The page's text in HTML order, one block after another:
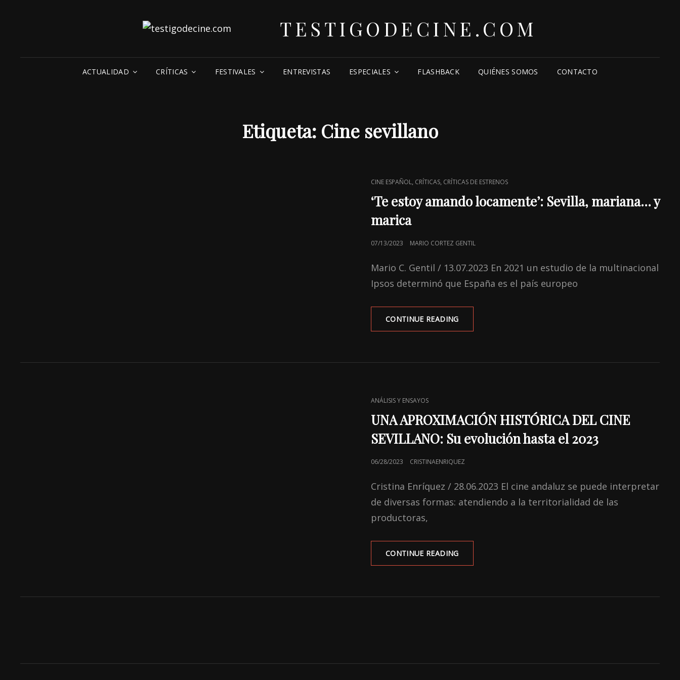
TESTIGODECINE.COM
ACTUALIDAD CRÍTICAS FESTIVALES ENTREVISTAS ESPECIALES FLASHBACK QUIÉNES SOMOS CONTACTO
Etiqueta: Cine sevillano
CAT
LINKS
CINE ESPAÑOL, CRÍTICAS, CRÍTICAS DE ESTRENOS
‘Te estoy amando locamente’: Sevilla, mariana… y
marica
POSTED
07/13/2023 MARIO CORTEZ GENTIL
Mario C. Gentil / 13.07.2023 En 2021 un estudio de la multinacional
Ipsos determinó que España es el país europeo
CONTINUE READING‘TE
ESTOY
SEVILLA,
CAT
LINKS
ANÁLISIS Y ENSAYOS
UNA APROXIMACIÓN HISTÓRICA DEL CINE
SEVILLANO: Su evolución hasta el 2023
POSTED
06/28/2023 CRISTINAENRIQUEZ
Cristina Enríquez / 28.06.2023 El cine andaluz se puede interpretar
de diversas formas: atendiendo a la territorialidad de las
productoras,
CONTINUE READINGUNA
APROXIMACIÓN
CINE